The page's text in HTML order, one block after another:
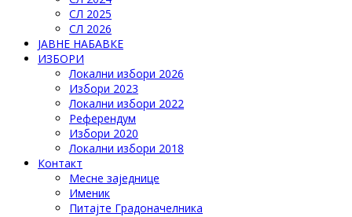
СЛ 2025
СЛ 2026
ЈАВНЕ НАБАВКЕ
ИЗБОРИ
Локални избори 2026
Избори 2023
Локални избори 2022
Референдум
Избори 2020
Локални избори 2018
Контакт
Месне заједнице
Именик
Питајте Градоначелника